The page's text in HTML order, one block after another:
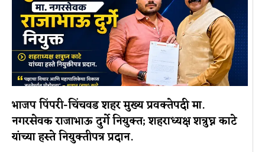
भाजप पिंपरी-चिंचवड शहर मुख्य प्रवक्तेपदी मा.
नगरसेवक राजाभाऊ दुर्गे नियुक्त; शहराध्यक्ष शत्रुघ्न काटे
यांच्या हस्ते नियुक्तीपत्र प्रदान.